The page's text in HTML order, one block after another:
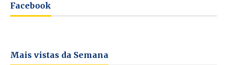
Facebook
Mais vistas da Semana